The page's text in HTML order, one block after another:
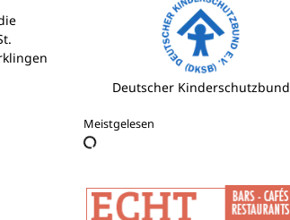
Deutscher Kinderschutzbund
Meistgelesen